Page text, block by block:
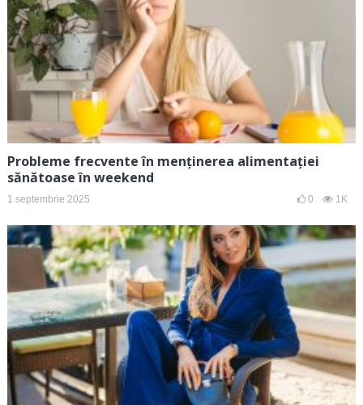
Probleme frecvente în menținerea alimentației
sănătoase în weekend
1 septembrie 2025 0 1K